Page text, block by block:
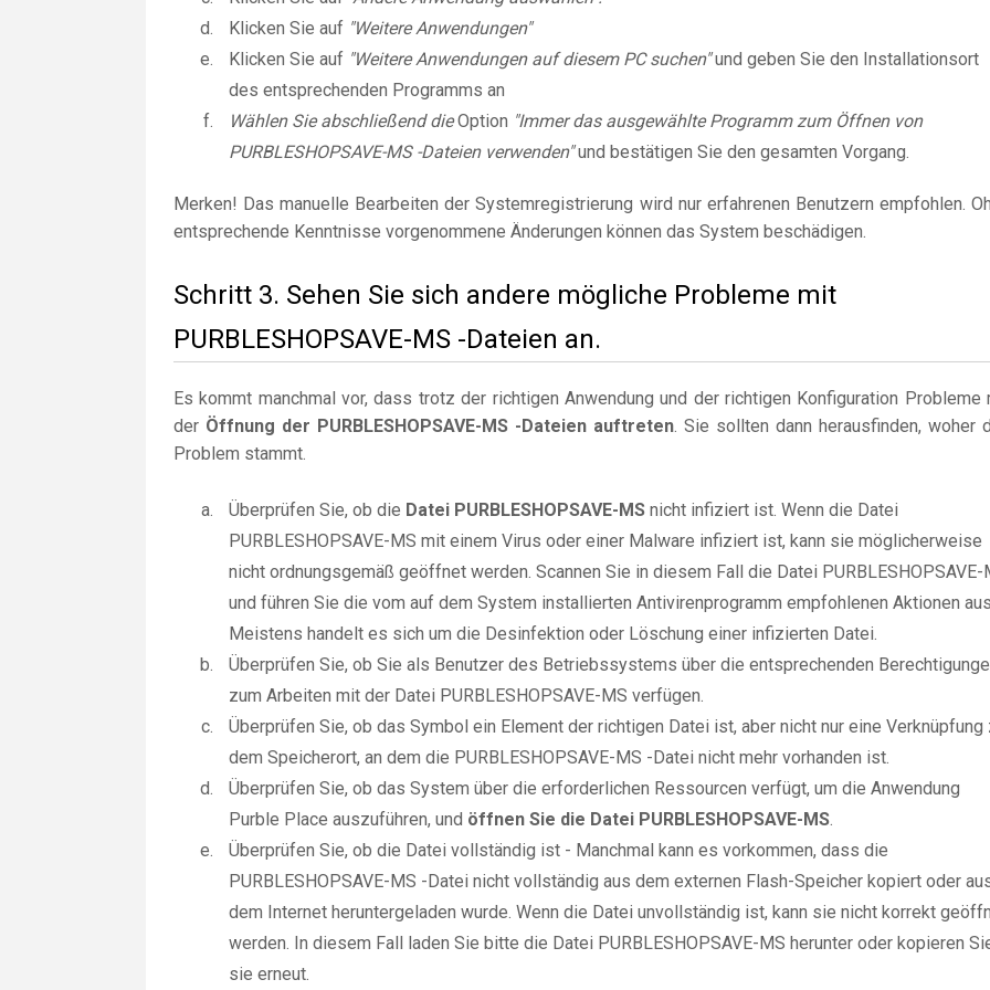
Klicken Sie auf "Weitere Anwendungen"
Klicken Sie auf "Weitere Anwendungen auf diesem PC suchen"und geben Sie den Installationsort
des entsprechenden Programms an
Wählen Sie abschließend dieOption "Immer das ausgewählte Programm zum Öffnen von
PURBLESHOPSAVE-MS -Dateien verwenden"und bestätigen Sie den gesamten Vorgang.
Merken! Das manuelle Bearbeiten der Systemregistrierung wird nur erfahrenen Benutzern empfohlen.
entsprechende Kenntnisse vorgenommene Änderungen können das System beschädigen.
Schritt 3. Sehen Sie sich andere mögliche Probleme mit
PURBLESHOPSAVE-MS -Dateien an.
Es kommt manchmal vor, dass trotz der richtigen Anwendung und der richtigen Konfiguration Probleme
der Öffnung der PURBLESHOPSAVE-MS -Dateien auftreten. Sie sollten dann herausfinden, woher
Problem stammt.
Überprüfen Sie, ob die Datei PURBLESHOPSAVE-MS nicht infiziert ist. Wenn die Datei
PURBLESHOPSAVE-MS mit einem Virus oder einer Malware infiziert ist, kann sie möglicherweise
nicht ordnungsgemäß geöffnet werden. Scannen Sie in diesem Fall die Datei PURBLESHOPSAVE-
und führen Sie die vom auf dem System installierten Antivirenprogramm empfohlenen Aktionen
Meistens handelt es sich um die Desinfektion oder Löschung einer infizierten Datei.
Überprüfen Sie, ob Sie als Benutzer des Betriebssystems über die entsprechenden
zum Arbeiten mit der Datei PURBLESHOPSAVE-MS verfügen.
Überprüfen Sie, ob das Symbol ein Element der richtigen Datei ist, aber nicht nur eine Verknüpfung
dem Speicherort, an dem die PURBLESHOPSAVE-MS -Datei nicht mehr vorhanden ist.
Überprüfen Sie, ob das System über die erforderlichen Ressourcen verfügt, um die Anwendung
Purble Place auszuführen, und öffnen Sie die Datei PURBLESHOPSAVE-MS.
Überprüfen Sie, ob die Datei vollständig ist - Manchmal kann es vorkommen, dass die
PURBLESHOPSAVE-MS -Datei nicht vollständig aus dem externen Flash-Speicher kopiert oder
dem Internet heruntergeladen wurde. Wenn die Datei unvollständig ist, kann sie nicht korrekt
werden. In diesem Fall laden Sie bitte die Datei PURBLESHOPSAVE-MS herunter oder kopieren
sie erneut.